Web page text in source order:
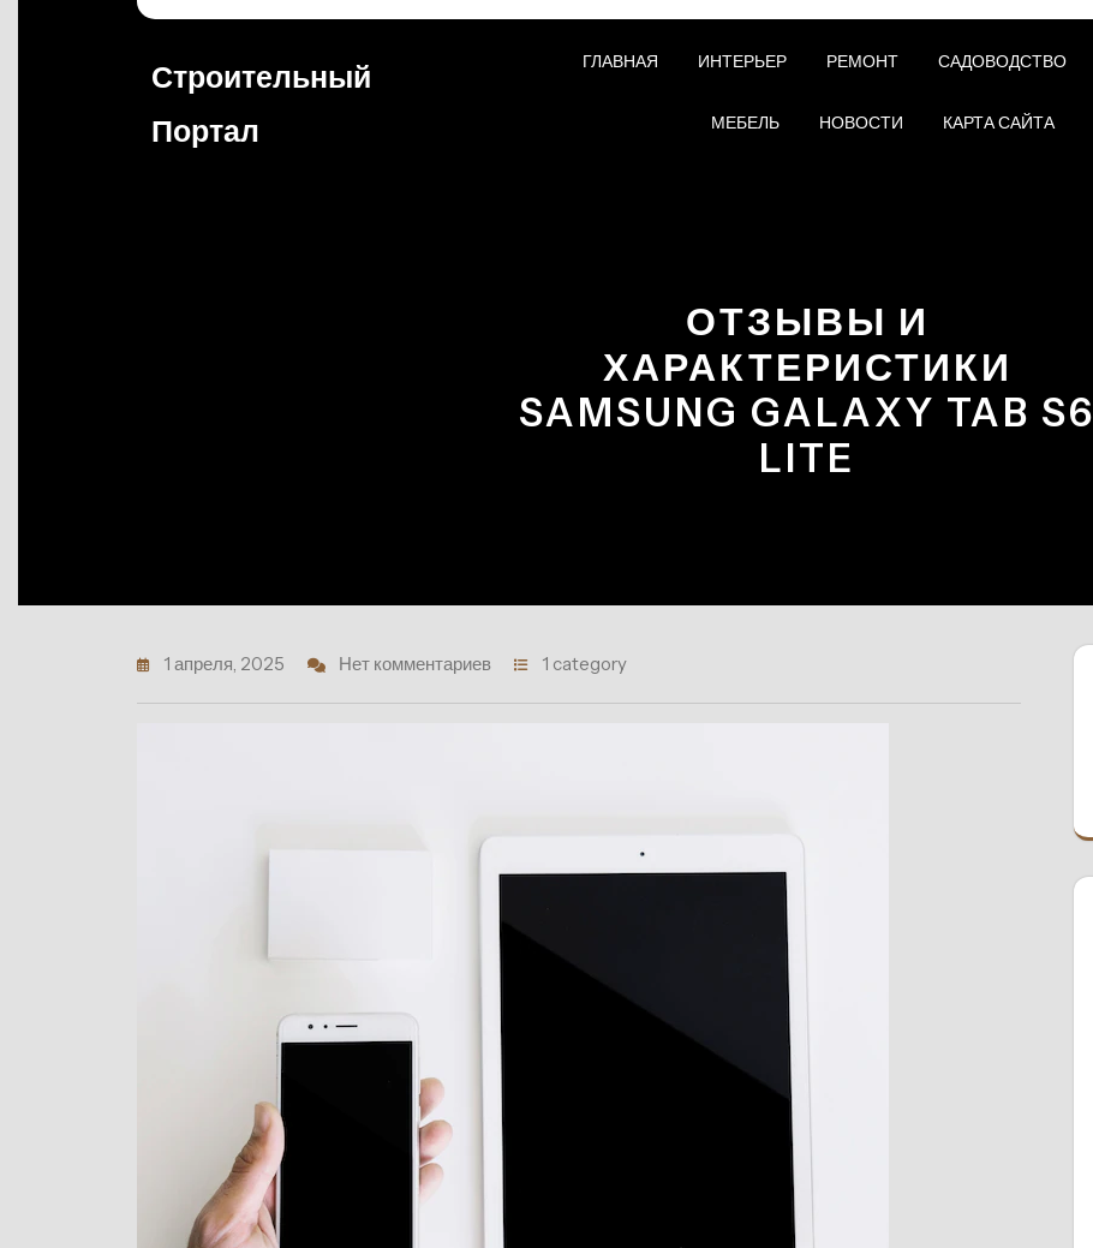
Строительный
Портал
ГЛАВНАЯ ИНТЕРЬЕР РЕМОНТ САДОВОДСТВО
МЕБЕЛЬ НОВОСТИ КАРТА САЙТА
ОТЗЫВЫ И
ХАРАКТЕРИСТИКИ
SAMSUNG GALAXY TAB S6
LITE
1 апреля, 2025 Нет комментариев 1 category